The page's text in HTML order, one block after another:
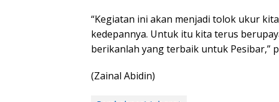
“Kegiatan ini akan menjadi tolok ukur
kedepannya. Untuk itu kita terus
berikanlah yang terbaik untuk Pesibar,”
(Zainal Abidin)